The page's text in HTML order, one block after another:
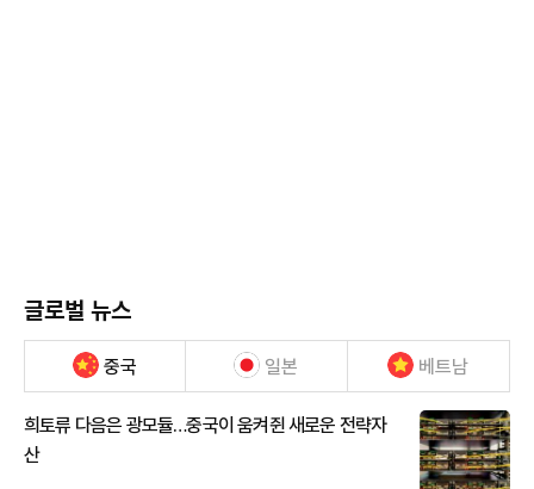
글로벌 뉴스
중국 일본 베트남
희토류 다음은 광모듈…중국이 움켜쥔 새로운 전략자
산